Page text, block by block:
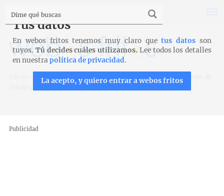
Recetas Bizcochos, magdalenas y galletas >
limón y aceite de oliva para amasadora
Publicidad
Tus datos
En webos fritos tenemos muy claro quetus datos son
tuyos. Tú decides cuáles utilizamos. Lee todos los detalles
en nuestrapolítica de privacidad.
La acepto, y quiero entrar a webos fritos